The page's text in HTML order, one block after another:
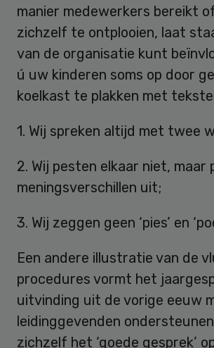
manier medewerkers bereikt
zichzelf te ontplooien, laat
van de organisatie kunt
ú uw kinderen soms op door
koelkast te plakken met
1. Wij spreken altijd met twee
2. Wij pesten elkaar niet, maar
meningsverschillen uit;
3. Wij zeggen geen ‘pies’ en
Een andere illustratie van de
procedures vormt het
uitvinding uit de vorige eeuw
leidinggevenden
zichzelf het ‘goede gesprek’